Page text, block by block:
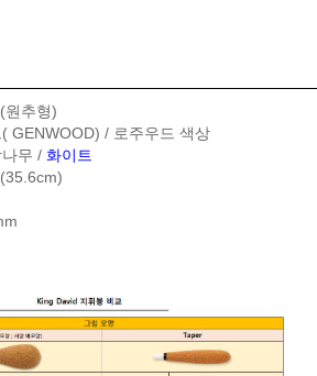
원추형)
( GENWOOD) / 로주우드 색상
나무 / 화이트